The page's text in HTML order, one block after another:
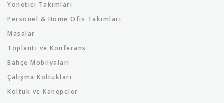
Yönetici Takımları
Personel & Home Ofis Takımları
Masalar
Toplantı ve Konferans
Bahçe Mobilyaları
Çalışma Koltukları
Koltuk ve Kanepeler